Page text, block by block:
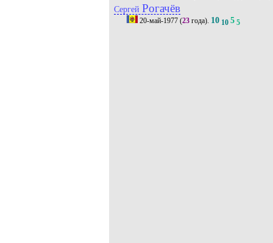
Сергей Рогачёв
20-май-1977(23года). 10 10 5 5